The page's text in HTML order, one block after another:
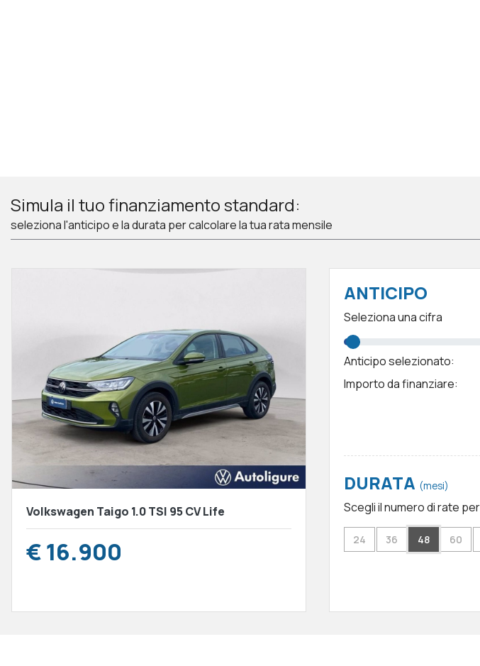
Simula il tuo finanziamento standard:
seleziona l'anticipo e la durata per calcolare la tua rata mensile
Volkswagen Taigo 1.0 TSI 95 CV Life
€ 16.900
ANTICIPO
Seleziona una cifra
Anticipo selezionato:
Importo da finanziare:
DURATA (mesi)
Scegli il numero di rate
24 36 48 60